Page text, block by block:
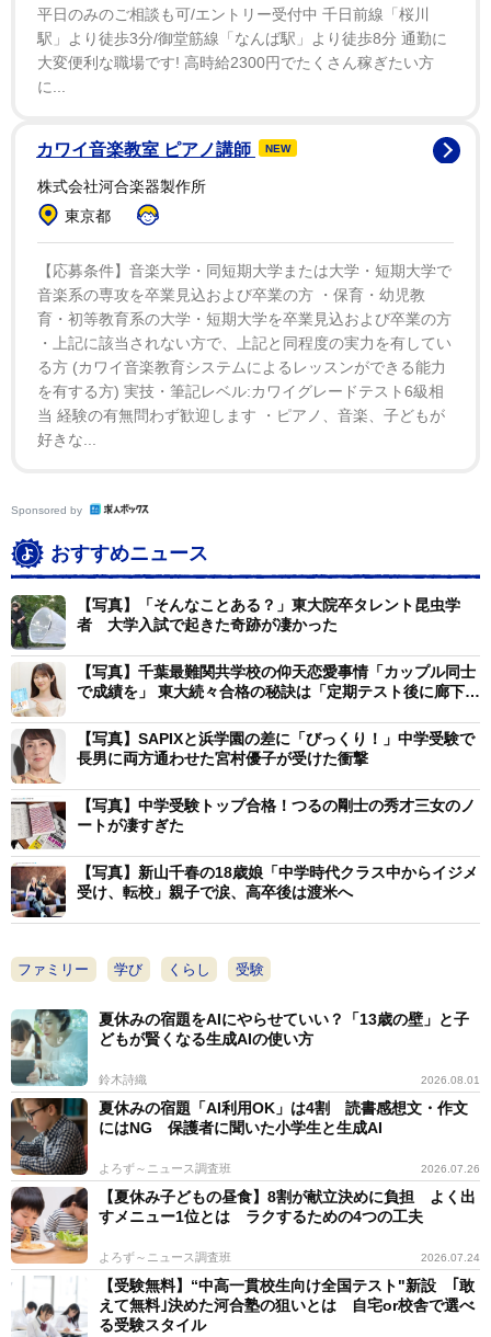
通学時間の短縮で嬉しいのは子どもだけじゃない ※画像はイメージで
す（みんと。/photoAC）
長女が進学したのは、自宅から通学時間が10分ほどの
学校だ。電車と徒歩を合わせてもその程度で、同じ6時
間授業でも小学生の弟たちより早く帰宅するほどだ。ま
た通学時間が短いことで嬉しいのは子どもだけではな
い。さらに、遠くても通う価値がある学校も存在してい
ることを解説していこう。
「近いは正義」は子どもだけの話じゃない
クラスの懇談会や長女からの話では、他県から通う子
や片道1時間以上かけて通う子も少なくないと分かっ
た。仲の良い友達が5時に起きて家を出るという話を聞
っているという事実に驚いていた。
通学時間の恩恵は子どもだけではなく、親の立場から
感じることも大きい。毎朝のお弁当作りも、早起きの負
担が少ない分だけ余裕がある。授業参観や個人面談も、
学校が近ければ気軽に足を運べる。半年分の電車定期券
の費用が1万円を切るのもありがたい。
さらに、電車が遅延したときにすぐ迎えに行ける安心
感は、女の子を持つ親として無視できない要素だ。
それでも「遠くても通う価値がある」学校は存在
する
一方で、遠距離通学を否定するつもりはない。筆者自
中は同じ方向の友達とおしゃべりし、その時間がとても
とにならないかと、心配したこともある。
「近いは正義」は確かにそうだと思う。ただ、それは
すべての家庭に当てはまる答えではない。子どもの体
力、性格、そして結局のところ、その学校にどれだけ行
きたいかによって答えは変わる。憧れの学校へ通うこと
は、道中もきっと苦ではないだろう。
現在は長男の学校選びの真っ最中だ。しかし、遠い学
校は避ける方向で考えている。ただそれも、長男自身が
「どこに行きたいか」という気持ちと照らし合わせなが
平日のみのご相談も可/エントリー受付中 千日前線「桜川
駅」より徒歩3分/御堂筋線「なんば駅」より徒歩8分 通勤に
大変便利な職場です! 高時給2300円でたくさん稼ぎたい方
に...
カワイ音楽教室 ピアノ講師 NEW
株式会社河合楽器製作所
東京都
【応募条件】音楽大学・同短期大学または大学・短期大学で
音楽系の専攻を卒業見込および卒業の方 ・保育・幼児教
育・初等教育系の大学・短期大学を卒業見込および卒業の方
・上記に該当されない方で、上記と同程度の実力を有してい
る方 (カワイ音楽教育システムによるレッスンができる能力
を有する方) 実技・筆記レベル:カワイグレードテスト6級相
当 経験の有無問わず歓迎します ・ピアノ、音楽、子どもが
好きな...
Sponsored by
おすすめニュース
【写真】「そんなことある？」東大院卒タレント昆虫学
者 大学入試で起きた奇跡が凄かった
【写真】千葉最難関共学校の仰天恋愛事情「カップル同士
で成績を」 東大続々合格の秘訣は「定期テスト後に廊下
【写真】SAPIXと浜学園の差に「びっくり！」中学受験で
長男に両方通わせた宮村優子が受けた衝撃
【写真】中学受験トップ合格！つるの剛士の秀才三女のノ
ートが凄すぎた
【写真】新山千春の18歳娘「中学時代クラス中からイジメ
受け、転校」親子で涙、高卒後は渡米へ
ファミリー 学び くらし 受験
夏休みの宿題をAIにやらせていい？「13歳の壁」と子
どもが賢くなる生成AIの使い方
鈴木詩織 2026.08.01
夏休みの宿題「AI利用OK」は4割 読書感想文・作文
にはNG 保護者に聞いた小学生と生成AI
よろず～ニュース調査班 2026.07.26
【夏休み子どもの昼食】8割が献立決めに負担 よく出
すメニュー1位とは ラクするための4つの工夫
よろず～ニュース調査班 2026.07.24
【受験無料】“中高一貫校生向け全国テスト"新設 ｢敢
えて無料｣決めた河合塾の狙いとは 自宅or校舎で選べ
る受験スタイル